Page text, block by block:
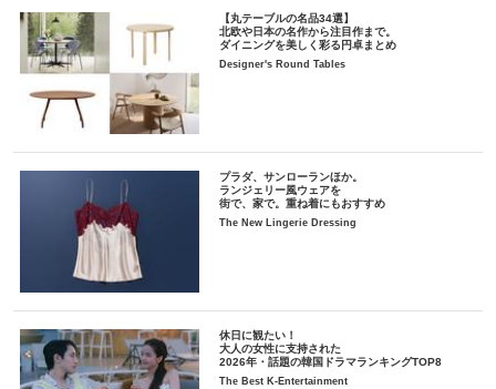
【丸テーブルの名品34選】
北欧や日本の名作から注目作まで。
ダイニングを美しく彩る円卓まとめ
Designer's Round Tables
プラダ、サンローランほか。
ランジェリー風ウェアを
街で、家で。重ね着にもおすすめ
The New Lingerie Dressing
休日に観たい！
大人の女性に支持された
2026年・話題の韓国ドラマランキングTOP8
The Best K-Entertainment